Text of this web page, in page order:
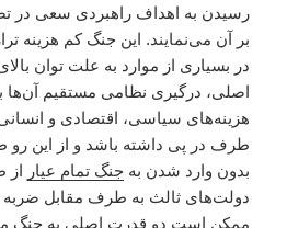
رسیدن به اهداف راهبردی سعی در
بر آن می‌نمایند. این جنگ کم هزینه
در بسیاری از موارد به علت توان
اصلی، درگیری نظامی مستقیم آن‌ها
هزینه‌های سیاسی، اقتصادی و انسانی
طرف در پی داشته باشد و از این رو
بدون وارد شدن به جنگ تمام عیار از
دولت‌های ثالث به طرف مقابل ضربه
ممکن است دو قدرت اصلی به جنگ